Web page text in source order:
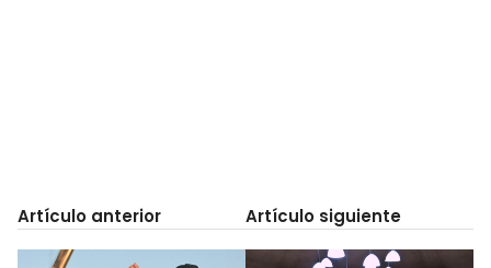
Artículo anterior Artículo siguiente